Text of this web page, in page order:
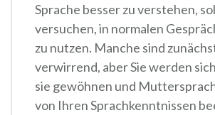
Sprache besser zu verstehen,
versuchen, in normalen
zu nutzen. Manche sind
verwirrend, aber Sie werden
sie gewöhnen und
von Ihren Sprachkenntnissen